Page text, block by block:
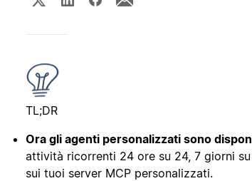
TL;DR
Ora gli agenti personalizzati sono
attività ricorrenti 24 ore su 24, 7 giorni su
sui tuoi server MCP personalizzati.